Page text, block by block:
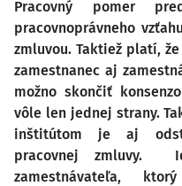
Pracovný pomer
pracovnoprávneho
zmluvou. Taktiež platí,
zamestnanec aj
možno skončiť
vôle len jednej strany.
inštitútom je aj
pracovnej zmluvy.
zamestnávateľa,